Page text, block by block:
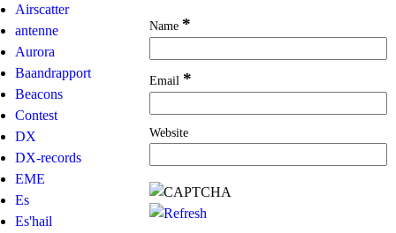
Airscatter
antenne
Aurora
Baandrapport
Beacons
Contest
DX
DX-records
EME
Es
Es'hail
Name *
Email *
Website